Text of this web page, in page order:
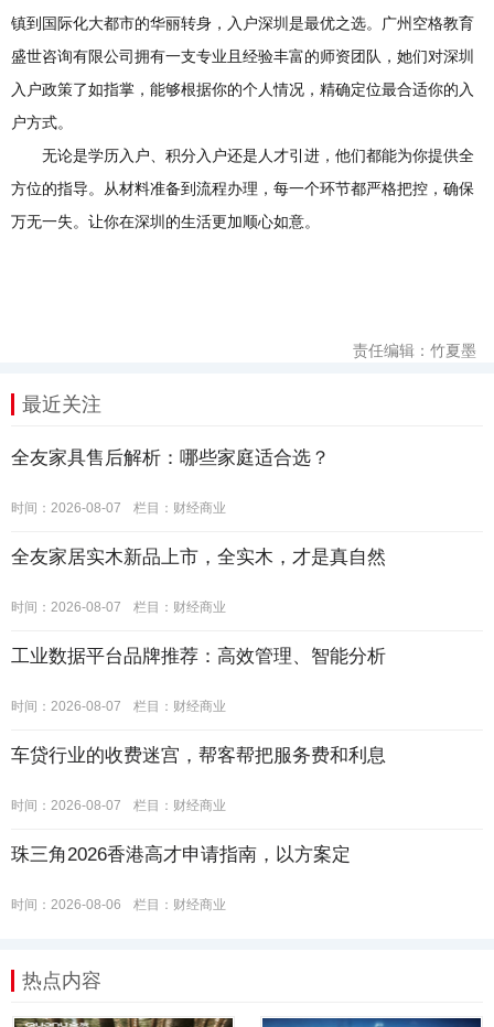
镇到国际化大都市的华丽转身，入户深圳是最优之选。广州空格教育
盛世咨询有限公司拥有一支专业且经验丰富的师资团队，她们对深圳
入户政策了如指掌，能够根据你的个人情况，精确定位最合适你的入
户方式。
无论是学历入户、积分入户还是人才引进，他们都能为你提供全
方位的指导。从材料准备到流程办理，每一个环节都严格把控，确保
万无一失。让你在深圳的生活更加顺心如意。
责任编辑：竹夏墨
最近关注
全友家具售后解析：哪些家庭适合选？
时间：2026-08-07 栏目： 财经商业
全友家居实木新品上市，全实木，才是真自然
时间：2026-08-07 栏目： 财经商业
工业数据平台品牌推荐：高效管理、智能分析
时间：2026-08-07 栏目： 财经商业
车贷行业的收费迷宫，帮客帮把服务费和利息
时间：2026-08-07 栏目： 财经商业
珠三角2026香港高才申请指南，以方案定
时间：2026-08-06 栏目： 财经商业
热点内容